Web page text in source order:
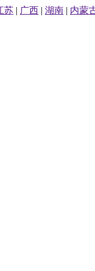
苏 | 广西 | 湖南 | 内蒙